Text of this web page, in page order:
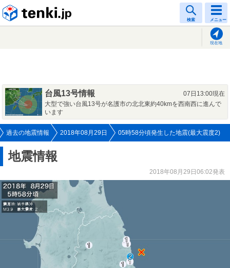
検索 メニュー
現在地
台風13号情報
07日13:00現在
大型で強い台風13号が名護市の北北東約40kmを西南西に進んで
います
過去の地震情報 2018年08月29日 05時58分頃発生した地震(最大震度2)
地震情報
2018年08月29日06:02発表